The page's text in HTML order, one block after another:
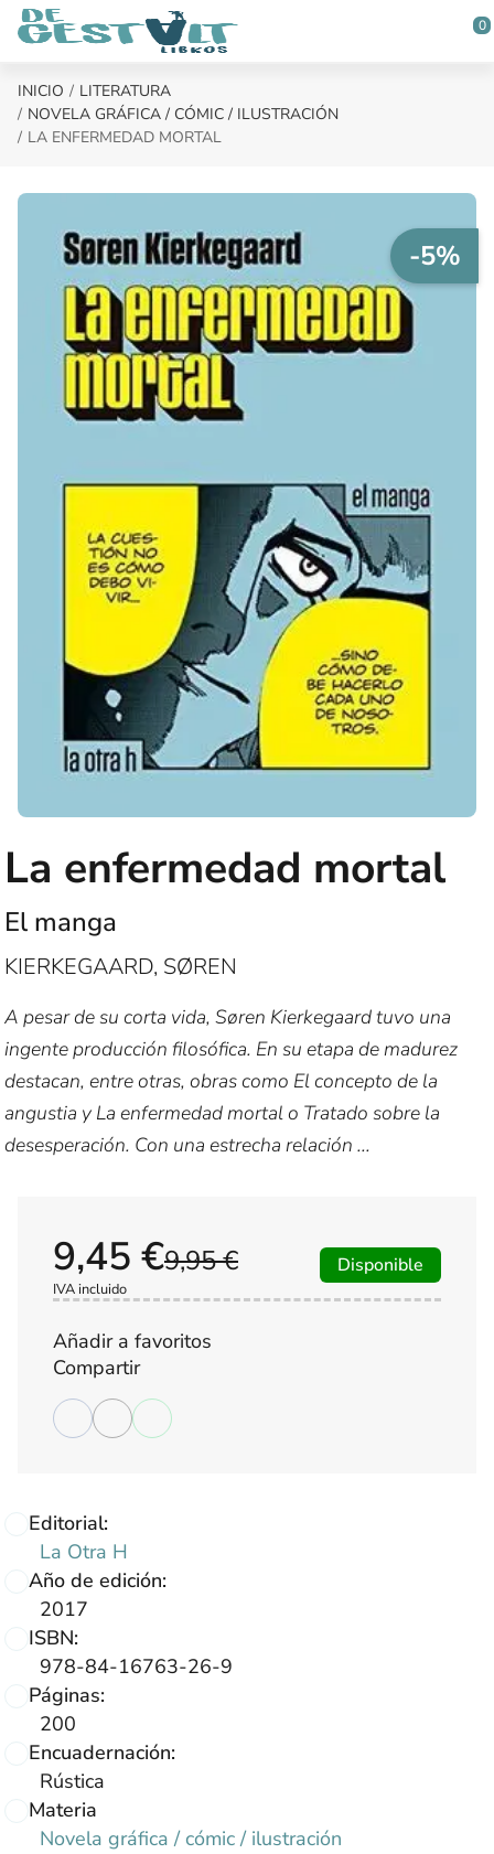
Saltar al contenido principal
0
INICIO
LITERATURA
NOVELA GRÁFICA / CÓMIC / ILUSTRACIÓN
LA ENFERMEDAD MORTAL
-5%
La enfermedad mortal
El manga
KIERKEGAARD, SØREN
A pesar de su corta vida, Søren Kierkegaard tuvo una
ingente producción filosófica. En su etapa de madurez
destacan, entre otras, obras como El concepto de la
angustia y La enfermedad mortal o Tratado sobre la
desesperación. Con una estrecha relación ...
Editorial:
La Otra H
Año de edición:
2017
ISBN:
978-84-16763-26-9
Páginas:
200
Encuadernación:
Rústica
Materia
Novela gráfica / cómic / ilustración
9,95 €
9,45 €
IVA incluido
Disponible
Añadir a favoritos
Compartir